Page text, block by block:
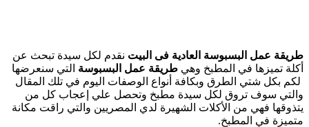
طريقة عمل البسبوسة العادية فى البيت نقدم لكل سيدة تبحث عن
أكلة تميزها في المطبخ وهي طريقة عمل البسبوسة التي سنعرضها
لكم بكل شتي الطرق وبكافة أنواع الوصفات اليوم في تلك المقال
والتي سوف تروق لكل سيدة مطبخ وتحصل علي إعجاب كل من
يتذوقها فهي من الأكلات الشهيرة لدي المصريين والتي راقت مكانة
متميزة في المطبخ.